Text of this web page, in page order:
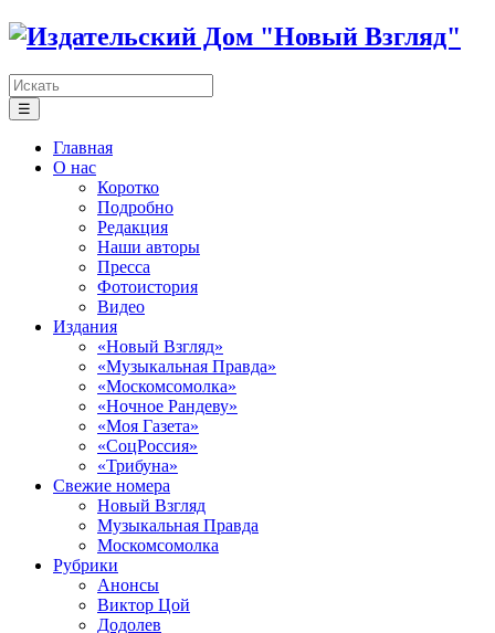
☰
Главная
О нас
Коротко
Подробно
Редакция
Наши авторы
Пресса
Фотоистория
Видео
Издания
«Новый Взгляд»
«Музыкальная Правда»
«Москомсомолка»
«Ночное Рандеву»
«Моя Газета»
«СоцРоссия»
«Трибуна»
Свежие номера
Новый Взгляд
Музыкальная Правда
Москомсомолка
Рубрики
Анонсы
Виктор Цой
Додолев